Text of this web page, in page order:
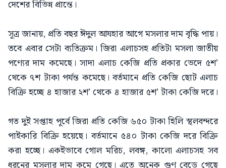
দেশের বিভিন্ন প্রান্তে।
সূত্র জানায়, প্রতি বছর ঈদুল আযহার আগে মসলার দাম বৃদ্ধি পায়।
তবে এবার সেটা ব্যতিক্রম। জিরা এলাচসহ প্রতিটা মসলা জাতীয়
পণ্যের দাম কমেছে। সাদা এলাচ কেজি প্রতি প্রকার ভেদে ৫শ’
থেকে ৭শ টাকা পর্যন্ত কমেছে। বর্তমানে প্রতি কেজি ছোট এলাচ
বিক্রি হচ্ছে ৪ হাজার ২শ’ থেকে ৪ হাজার ৫শ’ টাকা কেজি দরে।
গত দুই সপ্তাহ পূর্বে জিরা প্রতি কেজি ৬৫০ টাকা হিলি স্থলবন্দরে
পাইকারি বিক্রি হয়েছে। বর্তমানে ৫৪০ টাকা কেজি দরে বিক্রি
করা হচ্ছে। একইভাবে গোল মরিচ, লবঙ্গ, কালো এলাচসহ সব